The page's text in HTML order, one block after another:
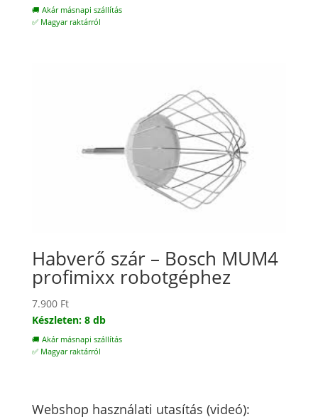
🚚 Akár másnapi szállítás
✅ Magyar raktárról
Habverő szár – Bosch MUM4
profimixx robotgéphez
7.900 Ft
Készleten: 8 db
🚚 Akár másnapi szállítás
✅ Magyar raktárról
Webshop használati utasítás (videó):